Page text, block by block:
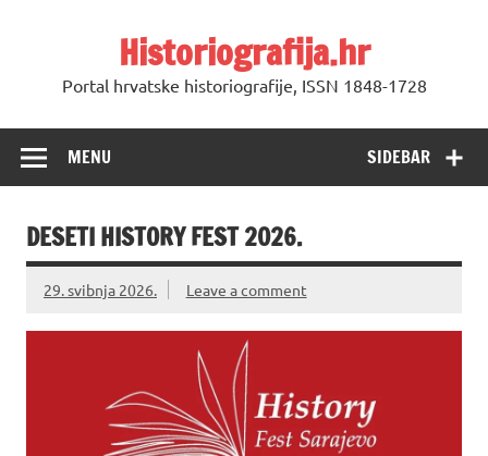
Historiografija.hr
Portal hrvatske historiografije, ISSN 1848-1728
SIDEBAR
MENU
DESETI HISTORY FEST 2026.
29. svibnja 2026. Leave a comment